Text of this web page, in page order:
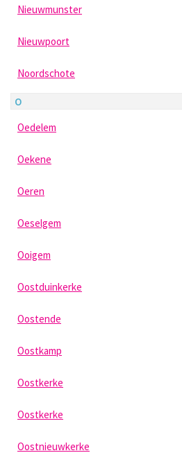
Nieuwmunster
Nieuwpoort
Noordschote
O
Oedelem
Oekene
Oeren
Oeselgem
Ooigem
Oostduinkerke
Oostende
Oostkamp
Oostkerke
Oostkerke
Oostnieuwkerke